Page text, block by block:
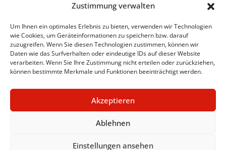
Zustimmung verwalten
Um Ihnen ein optimales Erlebnis zu bieten, verwenden wir Technologien
wie Cookies, um Geräteinformationen zu speichern bzw. darauf
zuzugreifen. Wenn Sie diesen Technologien zustimmen, können wir
Daten wie das Surfverhalten oder eindeutige IDs auf dieser Website
verarbeiten. Wenn Sie Ihre Zustimmung nicht erteilen oder zurückziehen,
können bestimmte Merkmale und Funktionen beeinträchtigt werden.
Akzeptieren
Ablehnen
Einstellungen ansehen
Tel.: 043 288 38 88
Kontakt Zürich
Bewerbung Zürich
ImpressumDatenschutzerklärung